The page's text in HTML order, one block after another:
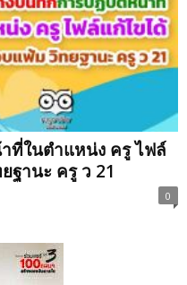
ที่ในตำแหน่ง ครู ไฟล์
ฐานะ ครู ว 21
0